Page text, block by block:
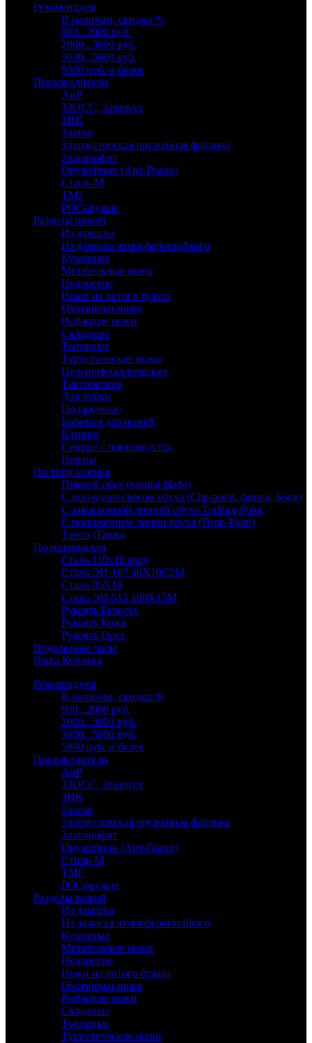
Рекомендуем
В наличии, скидки %
900...2000 руб.
2000...3000 руб.
3000...5000 руб.
5000 руб. и более
Производители
АиР
ЗЗОСС, Златоуст
ЗИК
Златко
Златоустовская оружейная фабрика
Златпрофит
Оружейник (Арт-Грани)
Стиль-М
ТМГ
РОСоружие
Разделы ножей
Из дамаска
Из дамаска атмосферостойкого
Кухонные
Метательные ножи
Недорогие
Ножи из литого булата
Охотничьи ножи
Рыбацкие ножи
Складные
Топорики
Туристические ножи
Цельнометаллические
Тактические
Для рубки
Подарочные
Коробки для ножей
Клинки
Снятые с производства
Ножны
По типу клинка
Прямой обух (normal-blade)
С вогнутым скосом обуха (Clip-point, финка, Боуи)
С завышенной линией обуха Trailing-Point
С понижением линии обуха (Drop-Point)
Танто (Tanto)
По материалам
Сталь 110х18 мшд
Сталь ЭИ-107 40Х10С2М
Сталь 95Х18
Сталь ЭИ-515 100Х13М
Рукоять Береста
Рукоять Кожа
Рукоять Орех
Водолазные часы
Ваша Корзина
Рекомендуем
В наличии, скидки %
900...2000 руб.
2000...3000 руб.
3000...5000 руб.
5000 руб. и более
Производители
АиР
ЗЗОСС, Златоуст
ЗИК
Златко
Златоустовская оружейная фабрика
Златпрофит
Оружейник (Арт-Грани)
Стиль-М
ТМГ
РОСоружие
Разделы ножей
Из дамаска
Из дамаска атмосферостойкого
Кухонные
Метательные ножи
Недорогие
Ножи из литого булата
Охотничьи ножи
Рыбацкие ножи
Складные
Топорики
Туристические ножи